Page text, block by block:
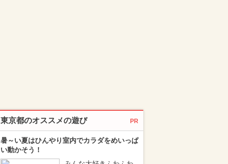
東京都のオススメの遊び PR
暑～い夏はひんやり室内でカラダをめいっぱ
い動かそう！